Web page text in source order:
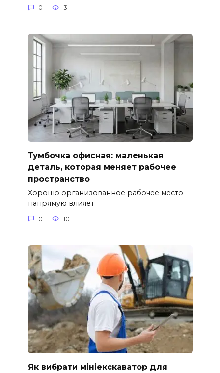
0 3
Тумбочка офисная: маленькая
деталь, которая меняет рабочее
пространство
Хорошо организованное рабочее место
напрямую влияет
0 10
Як вибрати мініекскаватор для